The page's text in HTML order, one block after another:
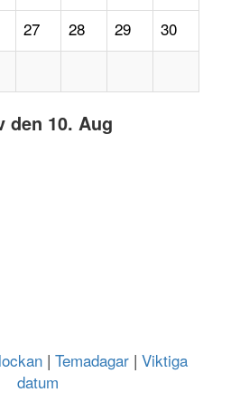
27 28 29
30
den 10. Aug
| Temadagar | Viktiga
datum